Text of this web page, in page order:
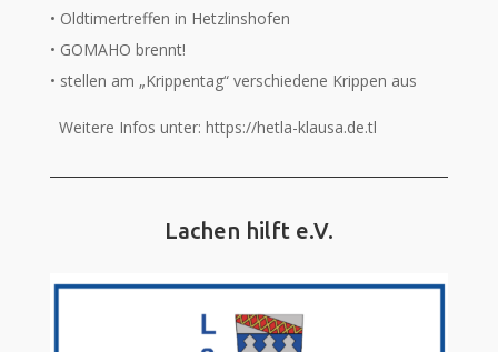
• Oldtimertreffen in Hetzlinshofen
• GOMAHO brennt!
• stellen am „Krippentag“ verschiedene Krippen aus
Weitere Infos unter: https://hetla-klausa.de.tl
Lachen hilft e.V.